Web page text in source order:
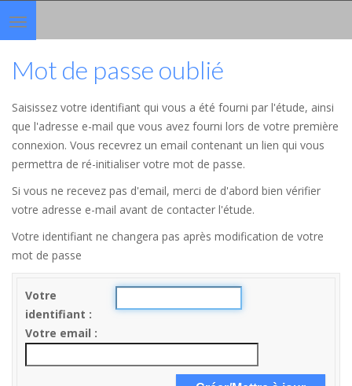
Toggle
navigation
Mot de passe oublié
Saisissez votre identifiant qui vous a été fourni par l'étude, ainsi
que l'adresse e-mail que vous avez fourni lors de votre première
connexion. Vous recevrez un email contenant un lien qui vous
permettra de ré-initialiser votre mot de passe.
Si vous ne recevez pas d'email, merci de d'abord bien vérifier
votre adresse e-mail avant de contacter l'étude.
Votre identifiant ne changera pas après modification de votre
mot de passe
Votre
identifiant
Votre email